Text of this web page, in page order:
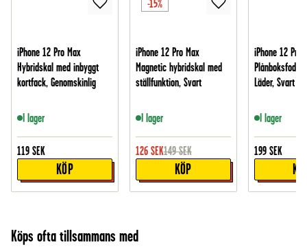
iPhone 12 Pro Max
Hybridskal med inbyggt
kortfack, Genomskinlig
I lager
119 SEK
KÖP
-15%
iPhone 12 Pro Max
Magnetic hybridskal med
ställfunktion, Svart
I lager
126 SEK149 SEK
KÖP
iPhone 12 Pro
Läder, Svart
I lager
199 SEK
Köps ofta tillsammans med